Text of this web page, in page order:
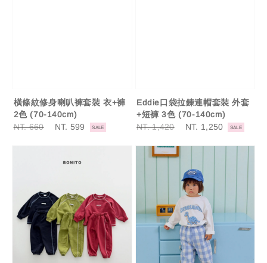
橫條紋修身喇叭褲套裝 衣+褲
2色 (70-140cm)
Regular
NT. 660
Sale
NT. 599 SALE
Eddie口袋拉鍊連帽套裝 外套
+短褲 3色 (70-140cm)
Regular
NT. 1,420
Sale
NT. 1,250 SALE